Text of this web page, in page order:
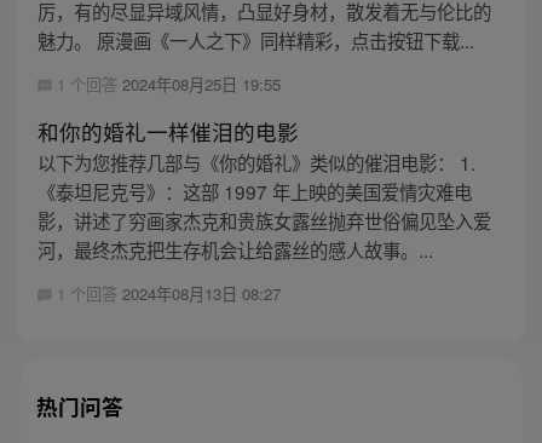
厉，有的尽显异域风情，凸显好身材，散发着无与伦比的
魅力。 原漫画《一人之下》同样精彩，点击按钮下载...
1 个回答 2024年08月25日 19:55
和你的婚礼一样催泪的电影
以下为您推荐几部与《你的婚礼》类似的催泪电影： 1.
《泰坦尼克号》：这部 1997 年上映的美国爱情灾难电
影，讲述了穷画家杰克和贵族女露丝抛弃世俗偏见坠入爱
河，最终杰克把生存机会让给露丝的感人故事。...
1 个回答 2024年08月13日 08:27
热门问答